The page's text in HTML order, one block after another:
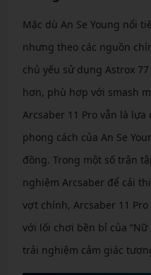
Mặc dù An Se Young nổi
nhưng theo các nguồn
chủ yếu sử dụng Astrox
hơn, phù hợp với smash
Arcsaber 11 Pro vẫn là
phong cách của An Se
đồng. Trong một số trận
nghiệm Arcsaber để cải
vợt chính, Arcsaber 11
với lối chơi bền bỉ của “Nữ
trải nghiệm cảm giác